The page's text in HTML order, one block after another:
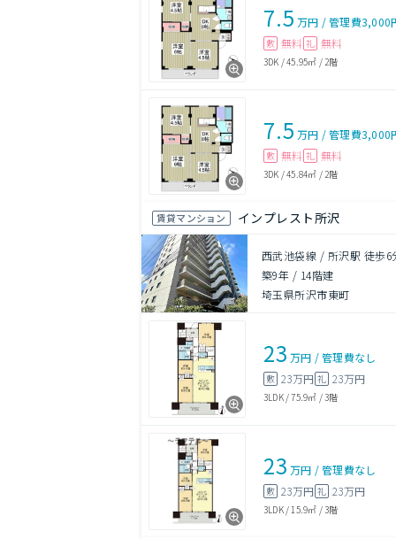
7.5 万円 /管理費3,000
敷 無料 礼 無料
3DK /45.95㎡ / 2階
7.5 万円 /管理費3,000
敷 無料 礼 無料
3DK /45.84㎡ / 2階
賃貸マンション インプレスト所沢
西武池袋線 / 所沢駅 徒歩6
築9年 / 14階建
埼玉県所沢市東町
23 万円 /管理費なし
敷 23万円 礼 23万円
3LDK/75.9㎡ /3階
23 万円 /管理費なし
敷 23万円 礼 23万円
3LDK/ 15.9㎡ /3階